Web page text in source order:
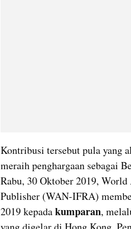
Kontribusi tersebut pula yang
meraih penghargaan sebagai
Rabu, 30 Oktober 2019,
Publisher (WAN-IFRA)
2019 kepada kumparan,